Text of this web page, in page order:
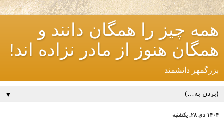
همه چیز را همگان دانند و
همگان هنوز از مادر نزاده اند!
بزرگمهر دانشمند
▼
۱۴۰۴ دی ۲۸, یکشنبه